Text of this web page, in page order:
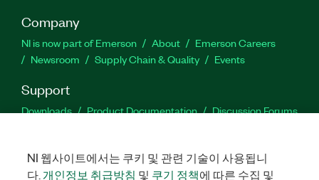
Company
NI is now part of Emerson About
Emerson Careers
Newsroom
Supply Chain & Quality Events
Support
Downloads Product Documentation
Discussion Forums
NI 웹사이트에서는 쿠키 및 관련 기술이 사용됩니
다.개인정보 취급방침 및 쿠기 정책에 따른 수집 및